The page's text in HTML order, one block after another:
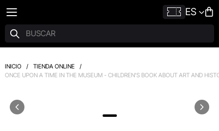
ES
INICIO / TIENDA ONLINE
/
ONCE UPON A TIME IN THE MUSEUM - CHILDREN'S BOOK ABOUT ART AND